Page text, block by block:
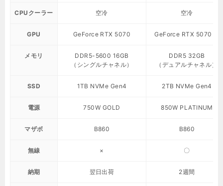
CPUクーラー 空冷 空冷
GPU GeForce RTX 5070 GeForce RTX 5070 Ti
メモリ
DDR5-5600 16GB
（シングルチャネル）
DDR5 32GB
（デュアルチャネル）
SSD 1TB NVMe Gen4 2TB NVMe Gen4
電源 750W GOLD 850W PLATINUM
マザボ B860 B860
無線 × 〇
納期 翌日出荷 2週間